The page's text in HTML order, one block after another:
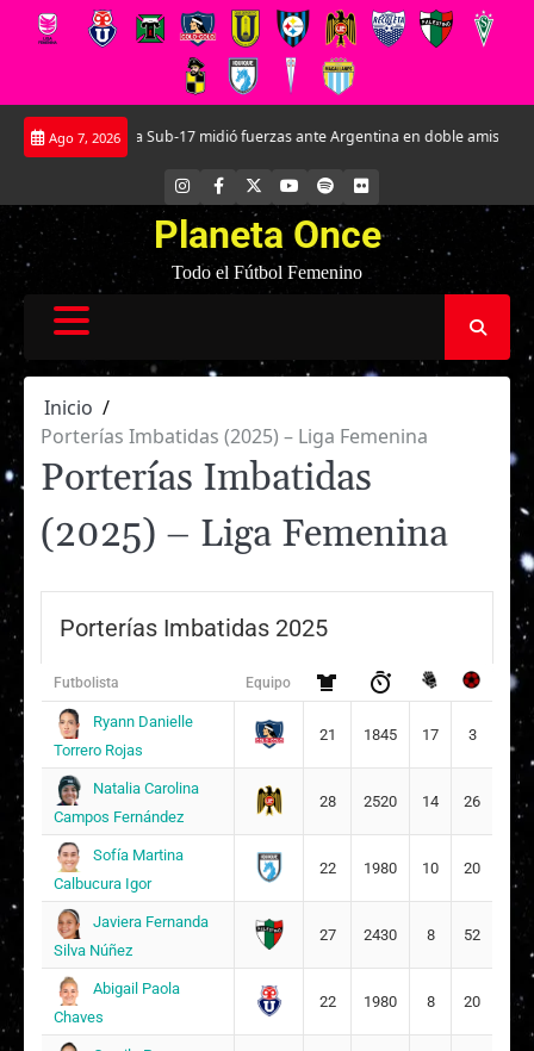
Saltar
Ago 7, 2026
La Roja Sub-17 midió fuerzas ante Argentina en doble amistoso en el
INSTAGRAM
FACEBOOK YOUTUBE
SPOTIFYFLICKR
Planeta Once
Todo el Fútbol Femenino
Inicio
Porterías Imbatidas (2025) – Liga Femenina
Porterías Imbatidas
(2025) – Liga Femenina
Porterías Imbatidas 2025
Futbolista Equipo
Ryann Danielle
Torrero Rojas
21 1845 17 3
Natalia Carolina
Campos Fernández
28 2520 14 26
Sofía Martina
Calbucura Igor
22 1980 10 20
Javiera Fernanda
Silva Núñez
27 2430 8 52
Abigail Paola
Chaves
22 1980 8 20